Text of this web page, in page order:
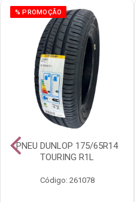
% PROMOÇÃO
PNEU DUNLOP 175/65R14
TOURING R1L
Código: 261078